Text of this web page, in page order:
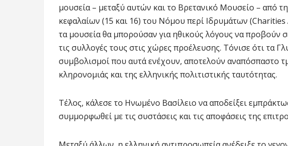
μουσεία – μεταξύ αυτών και το Βρετανικό Μουσείο – από
κεφαλαίων (15 και 16) του Νόμου περί Ιδρυμάτων
τα μουσεία θα μπορούσαν για ηθικούς λόγους να προβούν
τις συλλογές τους στις χώρες προέλευσης. Τόνισε ότι τα
συμβολισμοί που αυτά ενέχουν, αποτελούν αναπόσπαστο
κληρονομιάς και της ελληνικής πολιτιστικής ταυτότητας.
Τέλος, κάλεσε το Ηνωμένο Βασίλειο να αποδείξει
συμμορφωθεί με τις συστάσεις και τις αποφάσεις της